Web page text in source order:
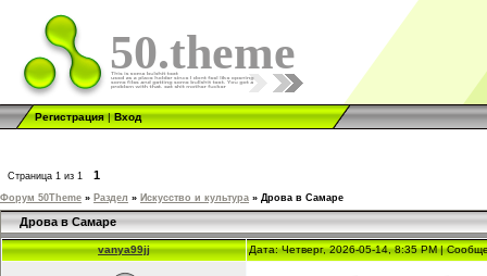
50.theme
Регистрация|Вход
Страница 1 из 1 1
Форум 50Theme » Раздел » Искусство и культура » Дрова в Самаре
Дрова в Самаре
vanya99jj Дата: Четверг, 2026-05-14, 8:35 PM |